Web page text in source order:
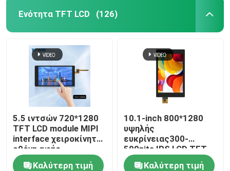
Ενότητα TFT LCD (126)
5.5 ιντσών 720*1280
TFT LCD module MIPI
interface χειροκίνητη
οθόνη αφής
Καλύτερη τιμή
10.1-inch 800*1280
υψηλής
ευκρίνειας300-
500nits IPS LCD TFT
οθόνη LVDS
Καλύτερη τιμή